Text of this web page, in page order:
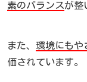
素のバランスが整
また、 環境にもや
価されています。